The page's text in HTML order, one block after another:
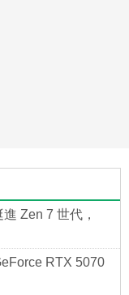
Zen 7 世代，
RTX 5070